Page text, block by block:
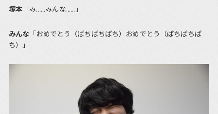
塚本 「み......みんな......」
みんな 「おめでとう（ぱちぱちぱち）おめでとう（ぱちぱちぱ
ち）」